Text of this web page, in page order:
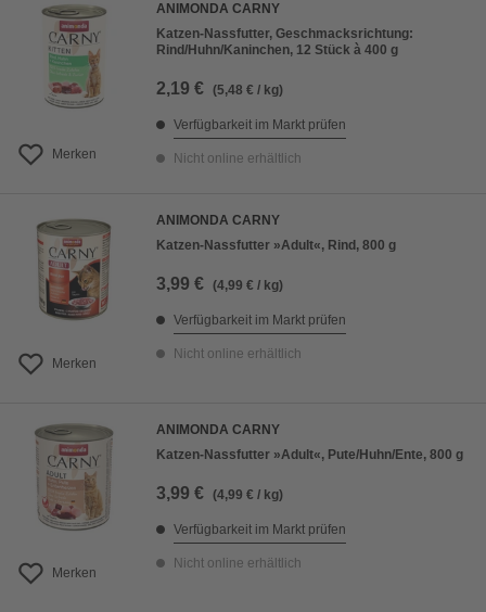
Merken
ANIMONDA CARNY
Katzen-Nassfutter, Geschmacksrichtung:
Rind/Huhn/Kaninchen, 12 Stück à 400 g
2,19 € (5,48 € / kg)
Verfügbarkeit im Markt prüfen
Nicht online erhältlich
Merken
ANIMONDA CARNY
Katzen-Nassfutter »Adult«, Rind, 800 g
3,99 € (4,99 € / kg)
Verfügbarkeit im Markt prüfen
Nicht online erhältlich
Merken
ANIMONDA CARNY
Katzen-Nassfutter »Adult«, Pute/Huhn/Ente, 800 g
3,99 € (4,99 € / kg)
Verfügbarkeit im Markt prüfen
Nicht online erhältlich